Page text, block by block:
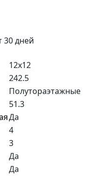
30 дней
12х12
242.5
Полутораэтажные
51.3
Да
4
3
Да
Да